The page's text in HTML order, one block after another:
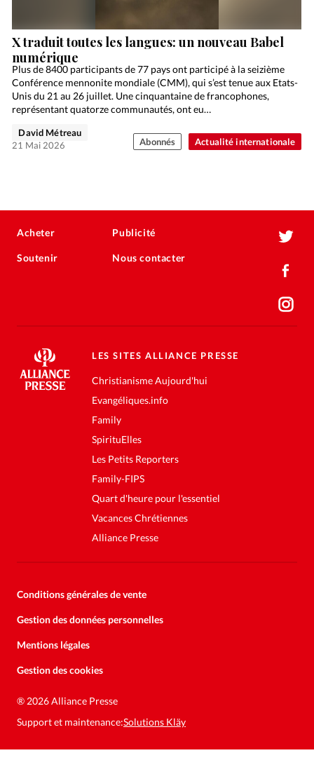
Actualité internationale
X traduit toutes les langues: un nouveau Babel
numérique
Plus de 8400 participants de 77 pays ont participé à la seizième
Conférence mennonite mondiale (CMM), qui s’est tenue aux Etats-
Unis du 21 au 26 juillet. Une cinquantaine de francophones,
représentant quatorze communautés, ont eu…
David Métreau
21 Mai 2026
Abonnés
Acheter
Soutenir
Publicité
Nous contacter
LES SITES ALLIANCE PRESSE
Christianisme Aujourd'hui
Evangéliques.info
Family
SpirituElles
Les Petits Reporters
Family-FIPS
Quart d'heure pour l'essentiel
Vacances Chrétiennes
Alliance Presse
Conditions générales de vente
Gestion des données personnelles
Mentions légales
Gestion des cookies
® 2026 Alliance Presse
Support et maintenance:Solutions Kläy
nous développer